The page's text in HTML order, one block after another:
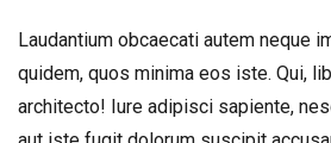
Laudantium obcaecati autem neque
quidem, quos minima eos iste. Qui,
architecto! Iure adipisci sapiente,